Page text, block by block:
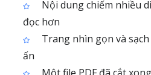
Nội dung chiếm nhiều
đọc hơn
Trang nhìn gọn và
ấn